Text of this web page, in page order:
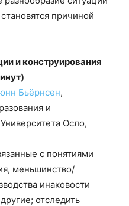
причиной
и конструирования
Бьёрнсен,
и
Осло,
с понятиями
меньшинство/
инаковости
отследить